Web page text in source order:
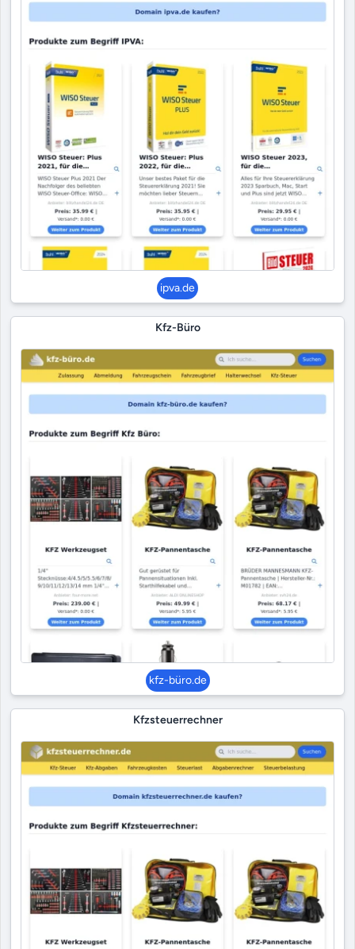
ipva.de
Kfz-Büro
kfz-büro.de
Kfzsteuerrechner